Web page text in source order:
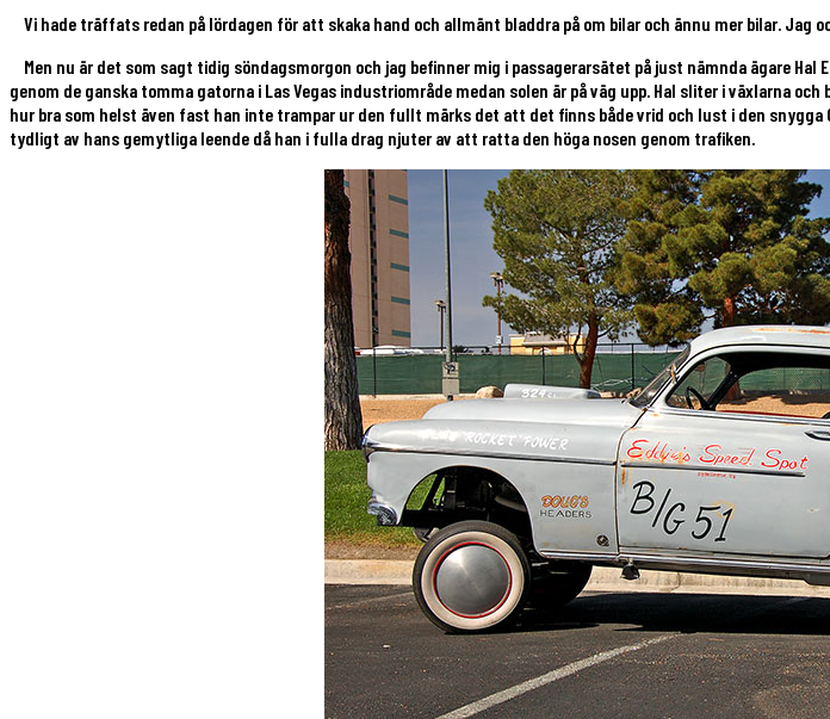
Vi hade träffats redan på lördagen för att skaka hand och allmänt bladdra på om bilar och ännu mer bilar. Jag
Men nu är det som sagt tidig söndagsmorgon och jag befinner mig i passagerarsätet på just nämnda ägare
genom de ganska tomma gatorna i Las Vegas industriområde medan solen är på väg upp. Hal sliter i växlarna
hur bra som helst även fast han inte trampar ur den fullt märks det att det finns både vrid och lust i den
tydligt av hans gemytliga leende då han i fulla drag njuter av att ratta den höga nosen genom trafiken.